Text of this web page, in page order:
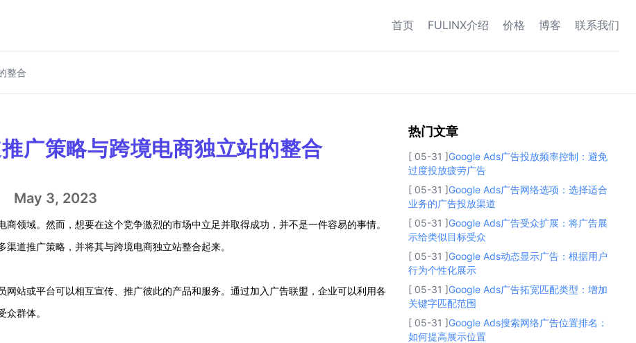
首页 FULINX介绍 价格 博客 联系我们
整合
广策略与跨境电商独立站的整合
May 3, 2023
领域。然而，想要在这个竞争激烈的市场中立足并取得成功，并不是一件容易的事情。
道推广策略，并将其与跨境电商独立站整合起来。
站或平台可以相互宣传、推广彼此的产品和服务。通过加入广告联盟，企业可以利用各
群体。
热门文章
[ 05-31 ]Google Ads广告投放频率控制：避免
过度投放疲劳广告
[ 05-31 ]Google Ads广告网络选项：选择适合
业务的广告投放渠道
[ 05-31 ]Google Ads广告受众扩展：将广告展
示给类似目标受众
[ 05-31 ]Google Ads动态显示广告：根据用户
行为个性化展示
[ 05-31 ]Google Ads广告拓宽匹配类型：增加
关键字匹配范围
[ 05-31 ]Google Ads搜索网络广告位置排名：
如何提高展示位置